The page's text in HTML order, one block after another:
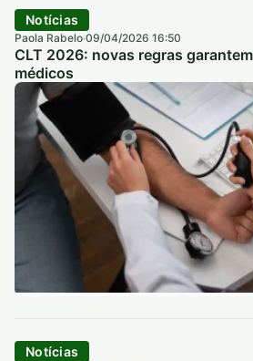
Notícias
Paola Rabelo·09/04/2026 16:50
CLT 2026: novas regras
médicos
Notícias